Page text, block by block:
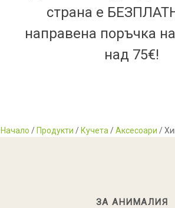
страна е
направена поръчка
над 75€!
Начало / Продукти / Кучета /Аксесоари /
ЗА АНИМАЛИЯ